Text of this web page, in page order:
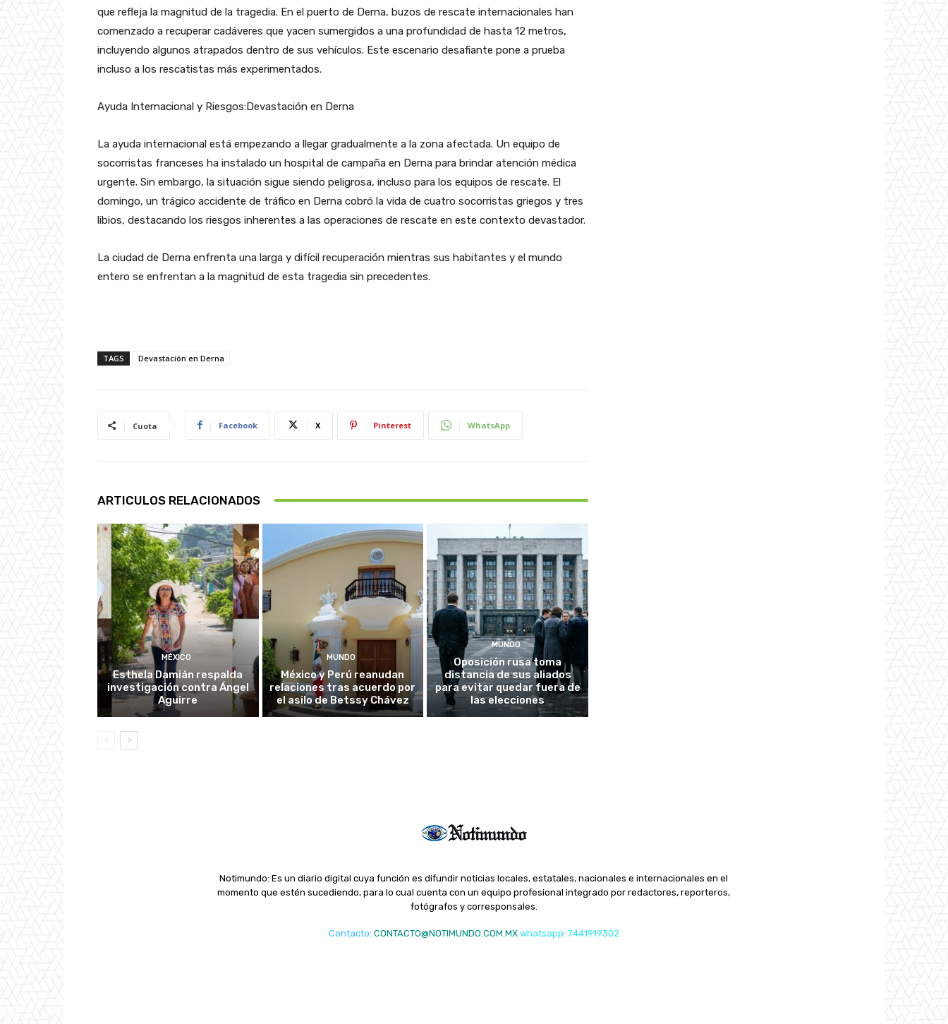
que refleja la magnitud de la tragedia. En el puerto de Derna, buzos de rescate internacionales han
comenzado a recuperar cadáveres que yacen sumergidos a una profundidad de hasta 12 metros,
incluyendo algunos atrapados dentro de sus vehículos. Este escenario desafiante pone a prueba
incluso a los rescatistas más experimentados.
Ayuda Internacional y Riesgos:Devastación en Derna
La ayuda internacional está empezando a llegar gradualmente a la zona afectada. Un equipo de
socorristas franceses ha instalado un hospital de campaña en Derna para brindar atención médica
urgente. Sin embargo, la situación sigue siendo peligrosa, incluso para los equipos de rescate. El
domingo, un trágico accidente de tráfico en Derna cobró la vida de cuatro socorristas griegos y tres
libios, destacando los riesgos inherentes a las operaciones de rescate en este contexto devastador.
La ciudad de Derna enfrenta una larga y difícil recuperación mientras sus habitantes y el mundo
entero se enfrentan a la magnitud de esta tragedia sin precedentes.
TAGS Devastación en Derna
Cuota Facebook X Pinterest WhatsApp
ARTICULOS RELACIONADOS
MÉXICO
Esthela Damián respalda
investigación contra Ángel
Aguirre
MUNDO
México y Perú reanudan
relaciones tras acuerdo por
el asilo de Betssy Chávez
MUNDO
Oposición rusa toma
distancia de sus aliados
para evitar quedar fuera de
las elecciones
Notimundo: Es un diario digital cuya función es difundir noticias locales, estatales, nacionales e internacionales en el
momento que estén sucediendo, para lo cual cuenta con un equipo profesional integrado por redactores, reporteros,
fotógrafos y corresponsales.
Contacto: CONTACTO@NOTIMUNDO.COM.MX whatsapp: 7441919302